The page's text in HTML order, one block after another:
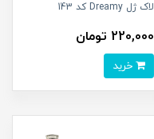
لاک ژل Dreamy کد 143
220,000 تومان